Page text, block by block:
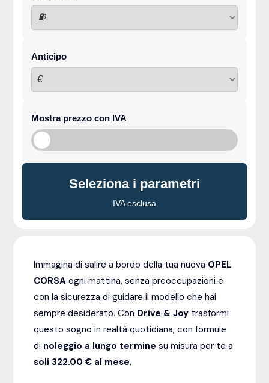
⛽
Anticipo
€
Mostra prezzo con IVA
Seleziona i parametri
IVA esclusa
Immagina di salire a bordo della tua nuova OPEL
CORSA ogni mattina, senza preoccupazioni e
con la sicurezza di guidare il modello che hai
sempre desiderato. Con Drive & Joy trasformi
questo sogno in realtà quotidiana, con formule
di noleggio a lungo termine su misura per te a
soli 322.00 € al mese.